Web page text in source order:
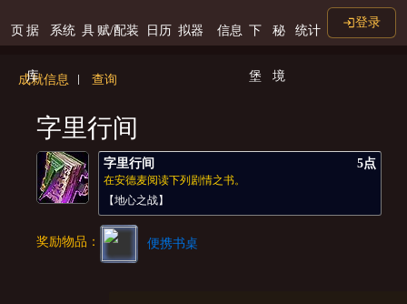
页 据
库
系统 具 赋/配装 日历 拟器 信息 下
堡
秘
境
统计
登录
成就信息 查询
字里行间
字里行间 5点
在安德麦阅读下列剧情之书。
【地心之战】
奖励物品： 便携书桌